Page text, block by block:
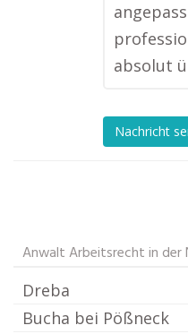
absolut
Nachricht
Anwalt Arbeitsrecht in der
Dreba
Bucha bei Pößneck